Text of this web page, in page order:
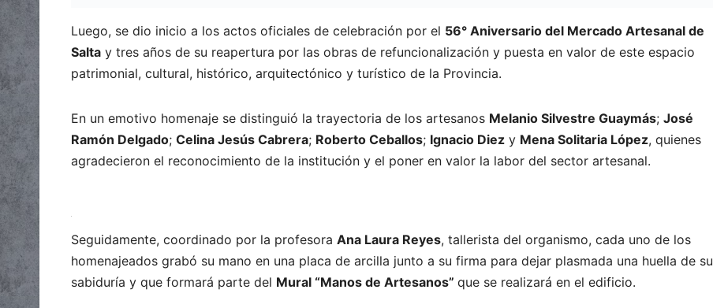
Luego, se dio inicio a los actos oficiales de celebración por el 56° Aniversario del Mercado Artesanal de
Salta y tres años de su reapertura por las obras de refuncionalización y puesta en valor de este espacio
patrimonial, cultural, histórico, arquitectónico y turístico de la Provincia.
En un emotivo homenaje se distinguió la trayectoria de los artesanos Melanio Silvestre Guaymás; José
Ramón Delgado; Celina Jesús Cabrera; Roberto Ceballos; Ignacio Diez y Mena Solitaria López, quienes
agradecieron el reconocimiento de la institución y el poner en valor la labor del sector artesanal.
Seguidamente, coordinado por la profesora Ana Laura Reyes, tallerista del organismo, cada uno de los
homenajeados grabó su mano en una placa de arcilla junto a su firma para dejar plasmada una huella de su
sabiduría y que formará parte del Mural “Manos de Artesanos” que se realizará en el edificio.